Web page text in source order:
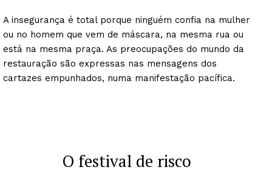
A insegurança é total porque ninguém confia na mulher
ou no homem que vem de máscara, na mesma rua ou
está na mesma praça. As preocupações do mundo da
restauração são expressas nas mensagens dos
cartazes empunhados, numa manifestação pacífica.
O festival de risco